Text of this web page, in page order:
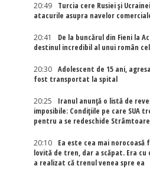
20:49
Turcia cere Rusiei și
atacurile asupra navelor
20:41
De la buncărul din Fieni la
destinul incredibil al unui român
20:30
Adolescent de 15 ani,
fost transportat la spital
20:25
Iranul anunță o listă de
imposibile: Condițiile pe care SUA
pentru a se redeschide
20:10
Ea este cea mai norocoasă
lovită de tren, dar a scăpat. Era cu
a realizat că trenul venea spre ea